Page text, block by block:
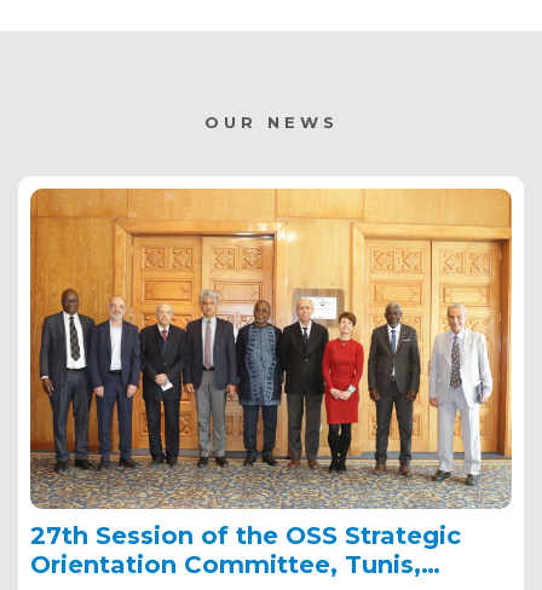
OUR NEWS
27th Session of the OSS Strategic
Orientation Committee, Tunis,